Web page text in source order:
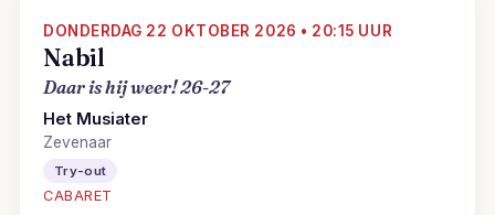
DONDERDAG 22 OKTOBER 2026 • 20:15 UUR
Nabil
Daar is hij weer! 26-27
Het Musiater
Zevenaar
Try-out
CABARET